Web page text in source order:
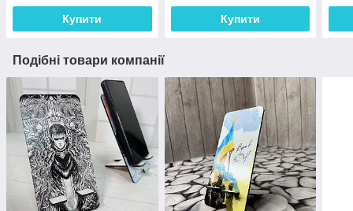
Купити Купити
Подібні товари компанії